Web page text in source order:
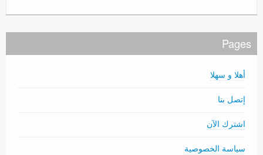
Pages
أهلا و سهلا
إتصل بنا
اشترك الآن
سياسة الخصوصية